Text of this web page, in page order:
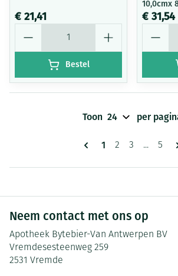
€ 21,41
Bestel
10,0cmx
€ 31,54
Pagina's
U lees momenteel
1 Pagina
2 Pagina
3 ... 5
Toon per
Neem contact met ons op
Apotheek Bytebier-Van Antwerpen BV
Vremdesesteenweg 259
2531 Vremde